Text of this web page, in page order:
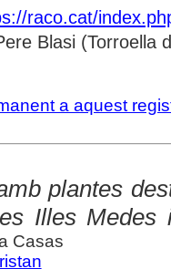
raco.cat/
Blasi (Torroella
a aquest
plantes
Illes Medes
Casas